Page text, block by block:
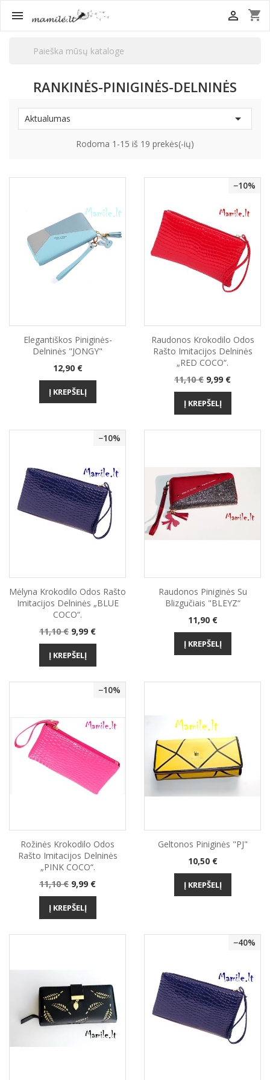
 shopping_cart

RANKINĖS-PINIGINĖS-DELNINĖS
Aktualumas 
Rodoma 1-15 iš 19 prekės(-ių)
Elegantiškos Piniginės-
Delninės "JONGY"
Kaina
12,90 €
Į KREPŠELĮ
−10%
Raudonos Krokodilo Odos
Rašto Imitacijos Delninės
„RED COCO“.
Bazinė
kaina
11,10 € Kaina
9,99 €
Į KREPŠELĮ
−10%
Mėlyna Krokodilo Odos Rašto
Imitacijos Delninės „BLUE
COCO“.
Bazinė
kaina
11,10 € Kaina
9,99 €
Į KREPŠELĮ
Raudonos Piniginės Su
Blizgučiais "BLEYZ“
Kaina
11,90 €
Į KREPŠELĮ
−10%
Rožinės Krokodilo Odos
Rašto Imitacijos Delninės
„PINK COCO“.
Bazinė
kaina
11,10 € Kaina
9,99 €
Į KREPŠELĮ
Geltonos Piniginės "PJ"
Kaina
10,50 €
Į KREPŠELĮ
−40%